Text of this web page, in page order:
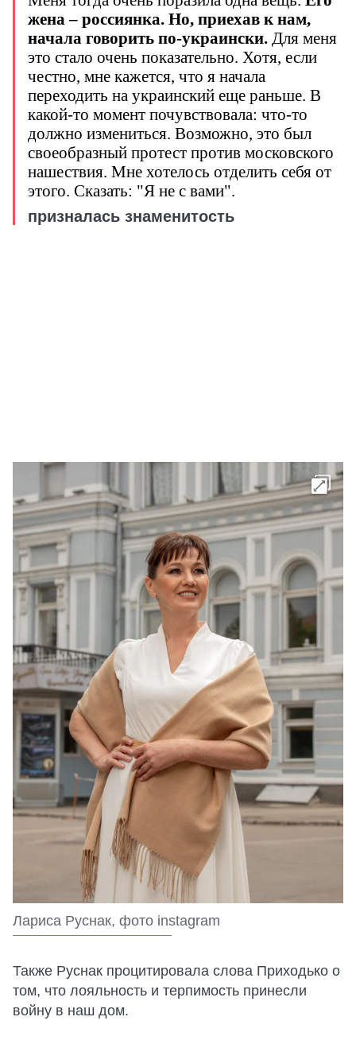
жена – россиянка. Но, приехав к нам,
начала говорить по-украински. Для меня
это стало очень показательно. Хотя, если
честно, мне кажется, что я начала
переходить на украинский еще раньше. В
какой-то момент почувствовала: что-то
должно измениться. Возможно, это был
своеобразный протест против московского
нашествия. Мне хотелось отделить себя от
этого. Сказать: "Я не с вами".
призналась знаменитость
Лариса Руснак, фото instagram
Также Руснак процитировала слова Приходько о
том, что лояльность и терпимость принесли
войну в наш дом.